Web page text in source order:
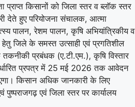
किसानों को जिला स्तर व ब्लॉक स्तर
देते हुए परियोजना संचालक, आत्मा
पालन, रेशम पालन, कृषि अभियांत्रिकीय व
जिले के समस्त उत्साही एवं प्रगतिशील
प्रबंधक (ए.टी.एम.), कृषि विस्तार
प्रपत्र में 25 मई 2026 तक आवेदन
किसान अधिक जानकारी के लिए
एवं जिला स्तर पर कार्यालय